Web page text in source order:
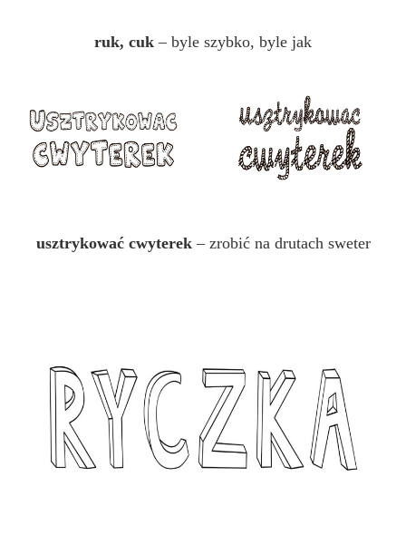
ruk, cuk – byle szybko, byle jak
usztrykować cwyterek– zrobić na drutach sweter